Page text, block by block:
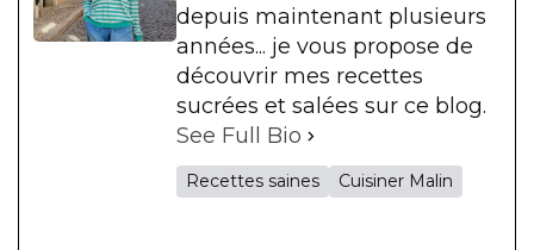
depuis maintenant plusieurs
années... je vous propose de
découvrir mes recettes
sucrées et salées sur ce blog.
See Full Bio
Recettes saines Cuisiner Malin